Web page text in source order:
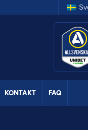
KONTAKT FAQ